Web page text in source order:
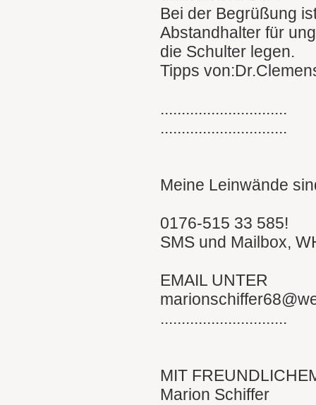
Bei der Begrüßung
Abstandhalter für
die Schulter legen.
Tipps
..............................
..............................
Meine Leinwände
0176-515 33 585!
SMS und Mailbox,
EMAIL UNTER
..............................
MIT
Marion Schiffer